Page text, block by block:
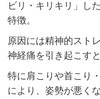
ビリ・キリキリ」し
特徴。
原因には精神的スト
神経痛を引き起こす
特に肩こりや首こり
により、姿勢が悪く